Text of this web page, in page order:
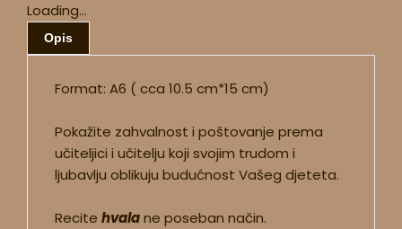
Loading...
Opis
Format: A6 ( cca 10.5 cm*15 cm)
Pokažite zahvalnost i poštovanje prema
učiteljici i učitelju koji svojim trudom i
ljubavlju oblikuju budućnost Vašeg djeteta.
Recite hvalane poseban način.